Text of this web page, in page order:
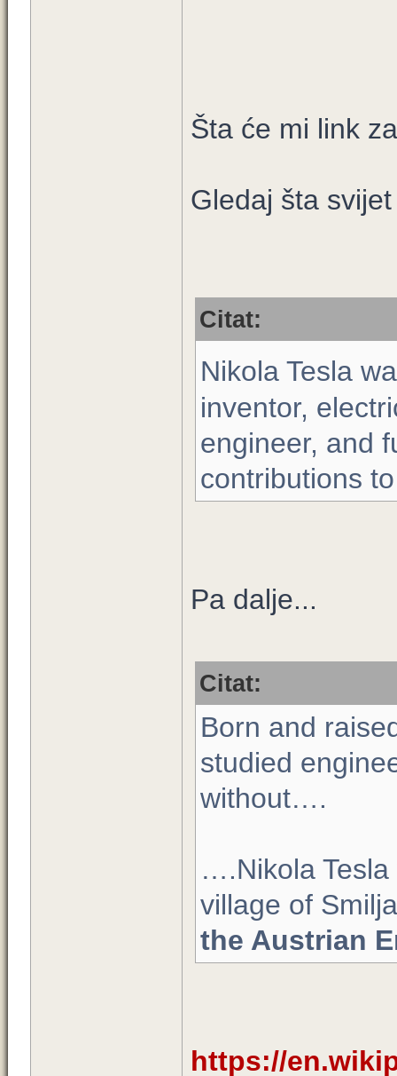
Šta će mi link
Gledaj šta
Citat:
Nikola Tesla
inventor,
engineer, and
contributions
Pa dalje...
Citat:
Born and
studied
without….
….Nikola
village of
the Austrian
https://